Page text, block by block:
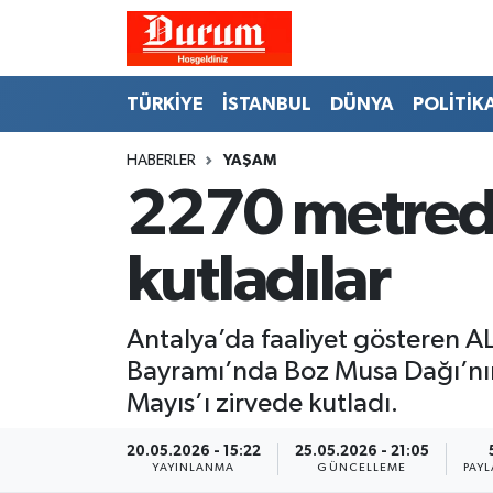
TÜRKİYE İSTANBUL DÜNYA
HABERLER YAŞAM
2270
kutladılar
Antalya’da faaliyet gösteren
Bayramı’nda Boz Musa
Mayıs’ı zirvede kutladı.
20.05.2026 - 15:22
YAYINLANMA
25.05.2026 - 21:05
GÜNCELLEME
Namaz Vakitleri
Trafik Durumu
Süper Lig Puan Durumu ve Fikstür
Tüm Manşetler
Son Dakika Haberleri
Haber Arşivi